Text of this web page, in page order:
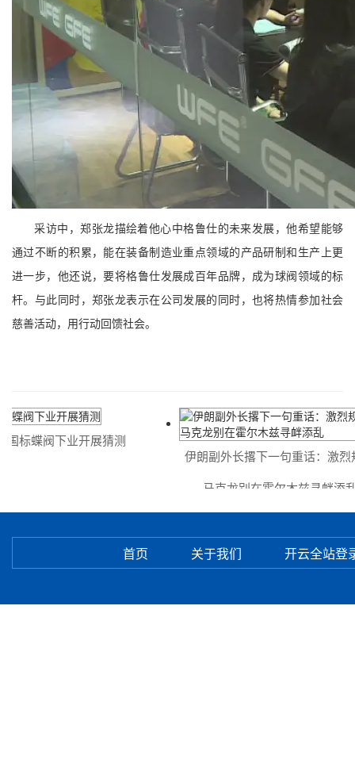
采访中，郑张龙描绘着他心中格鲁仕的未来发展，他希望能够
通过不断的积累，能在装备制造业重点领域的产品研制和生产上更
进一步，他还说，要将格鲁仕发展成百年品牌，成为球阀领域的标
杆。与此同时，郑张龙表示在公司发展的同时，也将热情参加社会
慈善活动，用行动回馈社会。
下业开展猜测
伊朗副外长撂下一句重话：激烈规劝
马克龙别在霍尔木兹寻衅添乱
首页 关于我们 开云全站登